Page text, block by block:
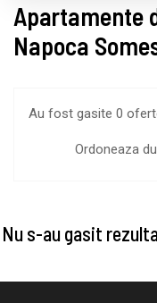
Apartamente
Napoca
Au fost gasite 0
Ordoneaza
Nu s-au gasit